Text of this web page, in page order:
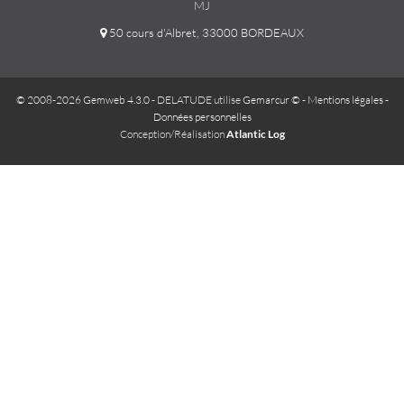
MJ
50 cours d'Albret, 33000 BORDEAUX
© 2008-2026 Gemweb 4.3.0- DELATUDE utiliseGemarcur © - Mentions légales-
Données personnelles
Conception/RéalisationAtlantic Log